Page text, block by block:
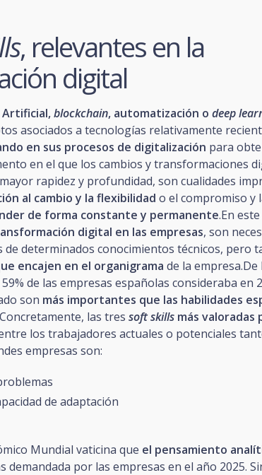
, relevantes en la
digital
Artificial,blockchain, automatización o deep
asociados a tecnologías relativamente
en sus procesos de digitalización para
en el que los cambios y transformaciones
rapidez y profundidad, son cualidades
al cambio y la flexibilidad o el compromiso y
de forma constante y permanente.En
digital en las empresas, son
determinados conocimientos técnicos, pero
encajen en el organigrama de la
de las empresas españolas consideraba en
son más importantes que las habilidades
las tres soft skills más valoradas
los trabajadores actuales o potenciales
empresas son:
de adaptación
Mundial vaticina que el pensamiento
demandada por las empresas en el año 2025.